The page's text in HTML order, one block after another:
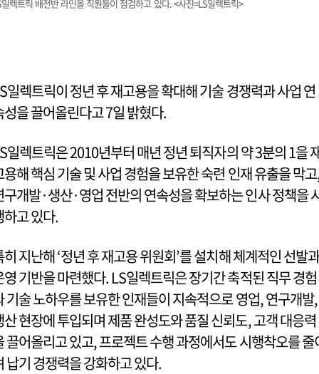
렉트릭 배전반 라인을 직원들이 점검하고 있다. <사진=LS일렉트릭>
일렉트릭이 정년 후 재고용을 확대해 기술 경쟁력과 사업 연
성을 끌어올린다고 7일 밝혔다.
일렉트릭은 2010년부터 매년 정년 퇴직자의 약 3분의 1을
용해 핵심 기술 및 사업 경험을 보유한 숙련 인재 유출을 막
구개발·생산·영업 전반의 연속성을 확보하는 인사 정책을
하고 있다.
히 지난해 ‘정년 후 재고용 위원회’를 설치해 체계적인 선발과
영 기반을 마련했다. LS일렉트릭은 장기간 축적된 직무 경험
기술 노하우를 보유한 인재들이 지속적으로 영업, 연구개발,
산 현장에 투입되며 제품 완성도와 품질 신뢰도, 고객 대응력
끌어올리고 있고, 프로젝트 수행 과정에서도 시행착오를 줄
납기 경쟁력을 강화하고 있다.